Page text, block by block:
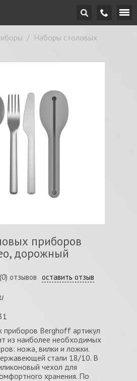
/ Наборы столовых
приборов
дорожный
(0) отзывов оставить отзыв
приборов Berghoff артикул
из наиболее необходимых
ножа, вилки и ложки.
стали 18/10. В
чехол для
хранения. По